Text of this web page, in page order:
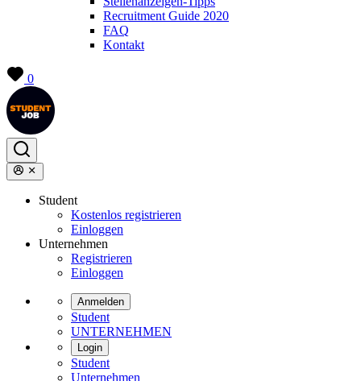
Recruitment Guide 2020
FAQ
Kontakt
0
Student
Kostenlos registrieren
Einloggen
Unternehmen
Registrieren
Einloggen
Anmelden
Student
UNTERNEHMEN
Login
Student
Unternehmen